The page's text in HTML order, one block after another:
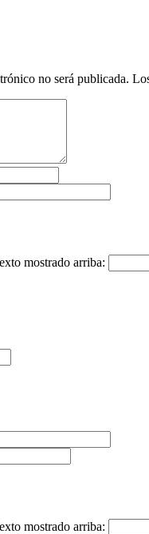
no será publicada.
mostrado arriba:
mostrado arriba: